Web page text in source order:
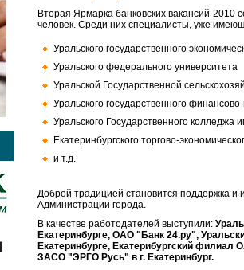
Вторая Ярмарка банковских вакансий-2010
человек. Среди них специалисты, уже
Уральского государственного
Уральского федерального университета
Уральской Государственной
Уральского государственного
Уральского Государственного колледжа
Екатеринбургского торгово-
и т.д.
Доброй традицией становится поддержка и
Администрации города.
В качестве работодателей выступили:
Екатеринбурге, ОАО "Банк 24.ру",
Екатеринбурге, Екатерибургский
ЗАСО "ЭРГО Русь" в г. Екатеринбург.